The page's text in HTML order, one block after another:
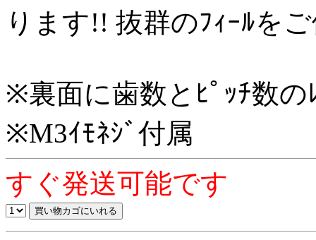
ります!! 抜群のﾌｨｰﾙを
※裏面に歯数とﾋﾟｯﾁ数の
※M3ｲﾓﾈｼﾞ付属
すぐ発送可能です